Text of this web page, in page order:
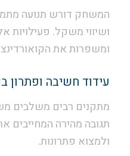
המשחק דורש תנועה
ושיווי משקל. פעילויות
ומשפרות את
עידוד חשיבה ופתרון
מתקנים רבים משלבים
תגובה מהירה המחייבים
ולמצוא פתרונות.